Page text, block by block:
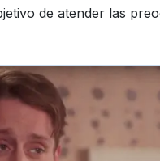
de atender las